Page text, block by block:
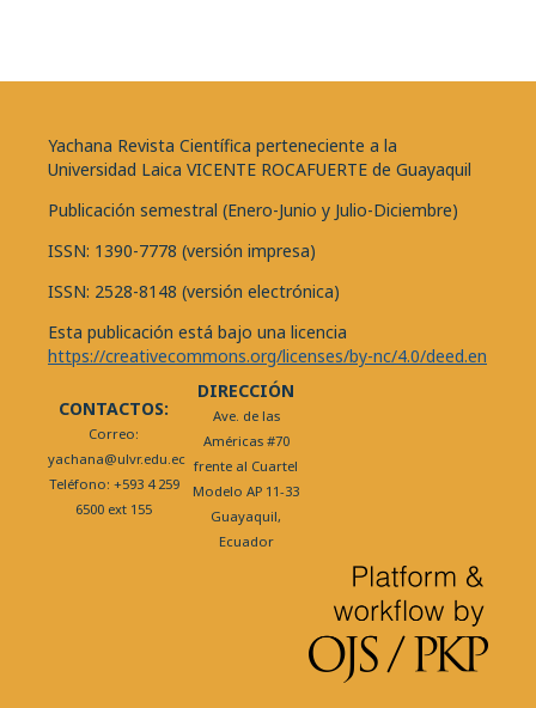
Yachana Revista Científica perteneciente a la
Universidad Laica VICENTE ROCAFUERTE de Guayaquil
Publicación semestral (Enero-Junio y Julio-Diciembre)
ISSN: 1390-7778 (versión impresa)
ISSN: 2528-8148 (versión electrónica)
Esta publicación está bajo una licencia
https://creativecommons.org/licenses/by-nc/4.0/deed.en
CONTACTOS:
Correo:
yachana@ulvr.edu.ec
Teléfono: +593 4 259
6500 ext 155
DIRECCIÓN
Ave. de las
Américas #70
frente al Cuartel
Modelo AP 11-33
Guayaquil,
Ecuador